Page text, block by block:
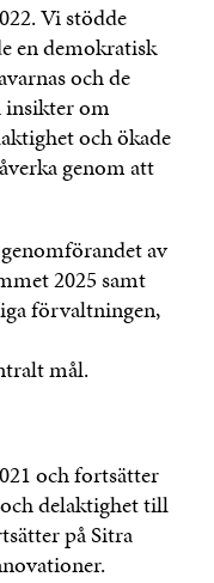
Vi stödde
en demokratisk
och de
insikter om
och ökade
genom att
av
2025 samt
förvaltningen,
mål.
och fortsätter
delaktighet till
på Sitra